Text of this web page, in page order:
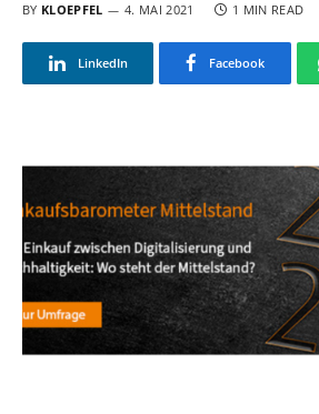
BY KLOEPFEL 4. MAI 2021 1 MIN READ
LinkedIn Facebook